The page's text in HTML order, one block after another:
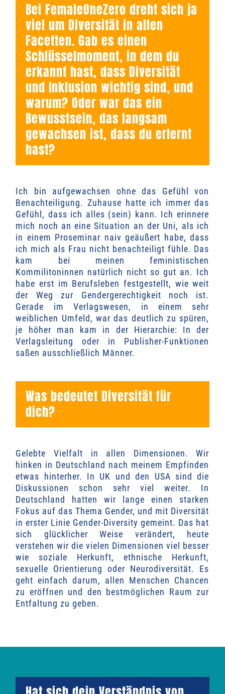
Bei FemaleOneZero dreht sich ja
viel um Diversität in allen
Facetten. Gab es einen
Schlüsselmoment, in dem du
erkannt hast, dass Diversität
und Inklusion wichtig sind, und
warum? Oder war das ein
Bewusstsein, das langsam
gewachsen ist, dass du erlernt
hast?
Ich bin aufgewachsen ohne das Gefühl von
Benachteiligung. Zuhause hatte ich immer das
Gefühl, dass ich alles (sein) kann. Ich erinnere
mich noch an eineSituation an der Uni, als ich
in einem Proseminar naiv geäußert habe, dass
ich mich als Frau nicht benachteiligt fühle. Das
kam bei meinen feministischen
Kommilitoninnen natürlich nicht so gut an. Ich
habe erst im Berufsleben festgestellt, wie weit
der Weg zur Gendergerechtigkeit noch ist.
Gerade im Verlagswesen, in einem sehr
weiblichen Umfeld, war das deutlich zu spüren,
je höher man kam in der Hierarchie: In der
Verlagsleitung oder in Publisher-Funktionen
saßen ausschließlich Männer.
Was bedeutet Diversität für
dich?
Gelebte Vielfalt in allen Dimensionen. Wir
hinken in Deutschland nach meinem Empfinden
etwas hinterher. In UK und den USA sind die
Diskussionen schon sehr viel weiter. In
Deutschland hatten wir lange einen starken
Fokus auf das Thema Gender, und mit Diversität
in erster Linie Gender-Diversity gemeint. Das hat
sich glücklicher Weise verändert, heute
verstehen wir dievielen Dimensionen viel besser
wie soziale Herkunft, ethnische Herkunft,
sexuelle Orientierung oder Neurodiversität. Es
geht einfach darum, allen Menschen Chancen
zu eröffnen und den bestmöglichen Raum zur
Entfaltung zu geben.